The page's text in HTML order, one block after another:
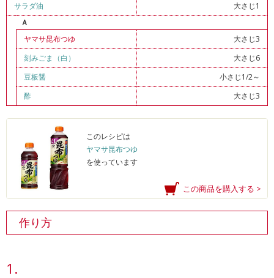
サラダ油
大さじ1
Ａ
ヤマサ昆布つゆ
大さじ3
刻みごま（白）
大さじ6
豆板醤
小さじ1/2～
酢
大さじ3
このレシピは
ヤマサ昆布つゆ
を使っています
この商品を購入する >
作り方